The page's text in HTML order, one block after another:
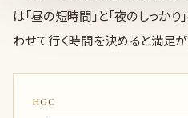
は「昼の短時間」と「夜のしっか
わせて行く時間を決めると満足が